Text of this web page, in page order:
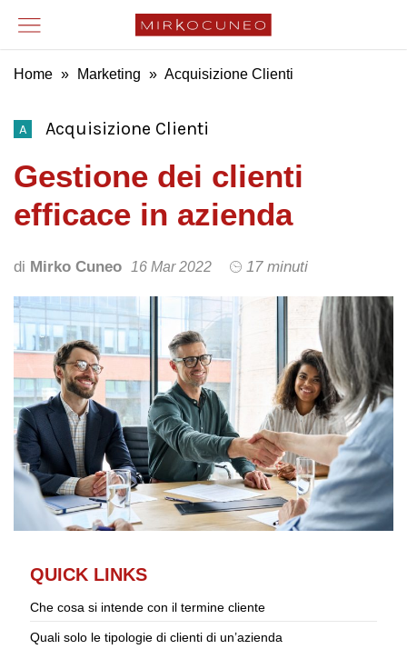
Home » Marketing » Acquisizione Clienti
A Acquisizione Clienti
Gestione dei clienti
efficace in azienda
di Mirko Cuneo 16 Mar 2022 17 minuti
QUICK LINKS
Che cosa si intende con il termine cliente
Quali solo le tipologie di clienti di un’azienda